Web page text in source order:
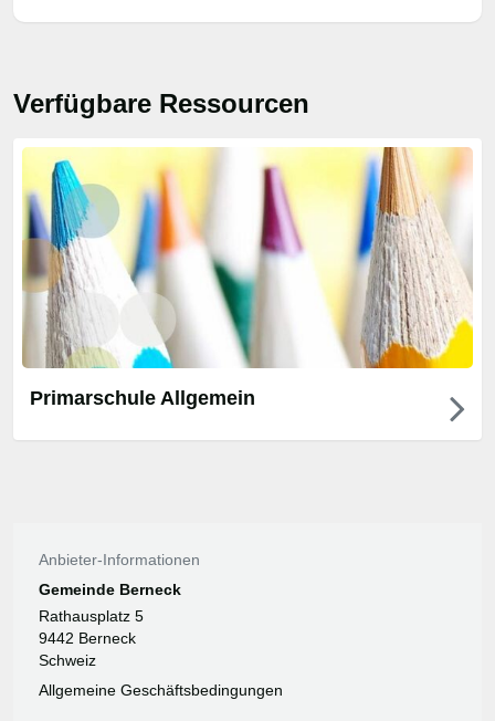
Verfügbare Ressourcen
Primarschule Allgemein
Anbieter-Informationen
Gemeinde Berneck
Rathausplatz 5
9442 Berneck
Schweiz
Allgemeine Geschäftsbedingungen